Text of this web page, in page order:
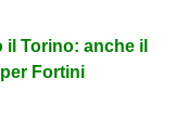
il Torino: anche il
Fortini